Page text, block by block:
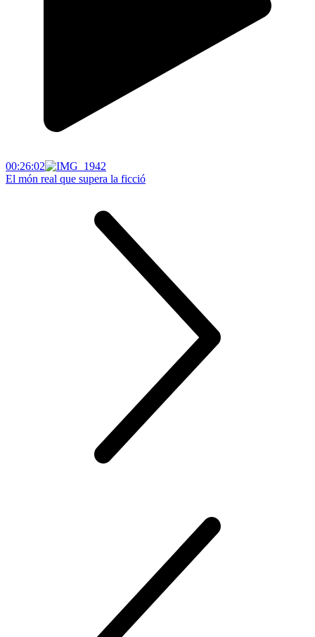
00:26:02
El món real que supera la ficció